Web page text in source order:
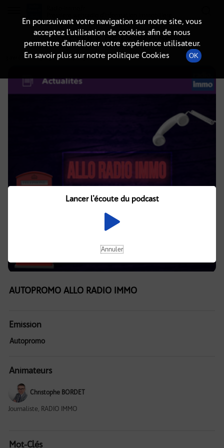
DÉTAILS DE L'ÉPISODE
3 avril 2021 à 13h03, durée : quelques secondes
AUTOPROMO ALLO RADIO IMMO
Emission
Autopromo
Animateurs
Christophe BORDET
Journaliste, RADIO IMMO
Mot-Clés
En poursuivant votre navigation sur notre site, vous
acceptez l’utilisation de cookies afin de nous
permettre d’améliorer votre expérience utilisateur.
En savoir plus sur notre politique Cookies
OK
Lancer l'écoute du podcast
Annuler